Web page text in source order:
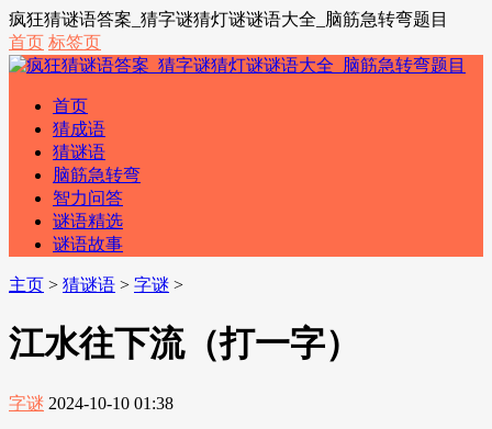
疯狂猜谜语答案_猜字谜猜灯谜谜语大全_脑筋急转弯题目
首页 标签页
首页
猜成语
猜谜语
脑筋急转弯
智力问答
谜语精选
谜语故事
主页 > 猜谜语 > 字谜 >
江水往下流（打一字）
字谜 2024-10-10 01:38